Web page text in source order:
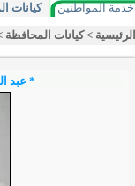
خدمة المواطنين كيانات
الرئيسية >كيانات المحافظة
* عبد